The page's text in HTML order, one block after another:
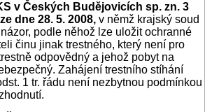
v Českých Budějovicích sp. zn. 3
dne 28. 5. 2008, v němž krajský soud
podle něhož lze uložit ochranné
činu jinak trestného, který není pro
odpovědný a jehož pobyt na
Zahájení trestního stíhání
1 tr. řádu není nezbytnou podmínkou